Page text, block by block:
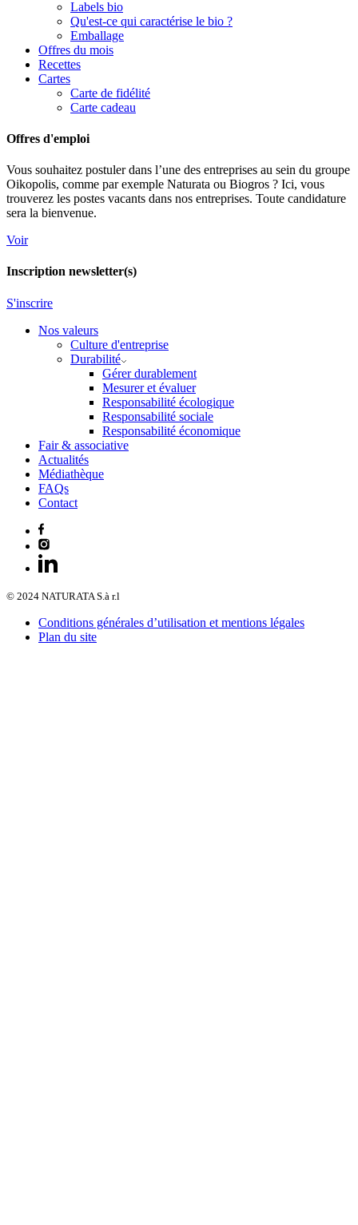
Labels bio
Qu'est-ce qui caractérise le bio ?
Emballage
Offres du mois
Recettes
Cartes
Carte de fidélité
Carte cadeau
Offres d'emploi
Vous souhaitez postuler dans l’une des entreprises au sein du groupe
Oikopolis, comme par exemple Naturata ou Biogros ? Ici, vous
trouverez les postes vacants dans nos entreprises. Toute candidature
sera la bienvenue.
Voir
Inscription newsletter(s)
S'inscrire
Nos valeurs
Culture d'entreprise
Durabilité
Gérer durablement
Mesurer et évaluer
Responsabilité écologique
Responsabilité sociale
Responsabilité économique
Fair & associative
Actualités
Médiathèque
FAQs
Contact
© 2024 NATURATA S.à r.l
Conditions générales d’utilisation et mentions légales
Plan du site